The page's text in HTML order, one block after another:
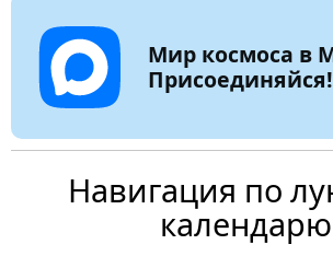
Мир космоса в
Присоединяйся!
Навигация по
календарю